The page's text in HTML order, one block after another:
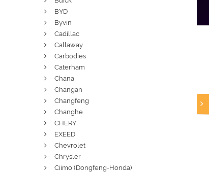
BYD
Byvin
Cadillac
Callaway
Carbodies
Caterham
Chana
Changan
Changfeng
Changhe
CHERY
EXEED
Chevrolet
Chrysler
Ciimo (Dongfeng-Honda)